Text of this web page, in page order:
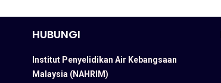
HUBUNGI
Institut Penyelidikan Air Kebangsaan
Malaysia (NAHRIM)